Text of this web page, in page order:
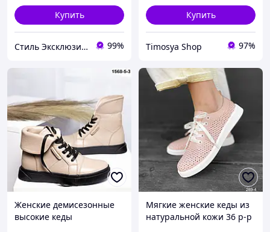
Купить
Стиль Эксклюзив & 3B 99%
Купить
Timosya Shop 97%
Женские демисезонные
высокие кеды
Мягкие женские кеды из
натуральной кожи 36 р-р